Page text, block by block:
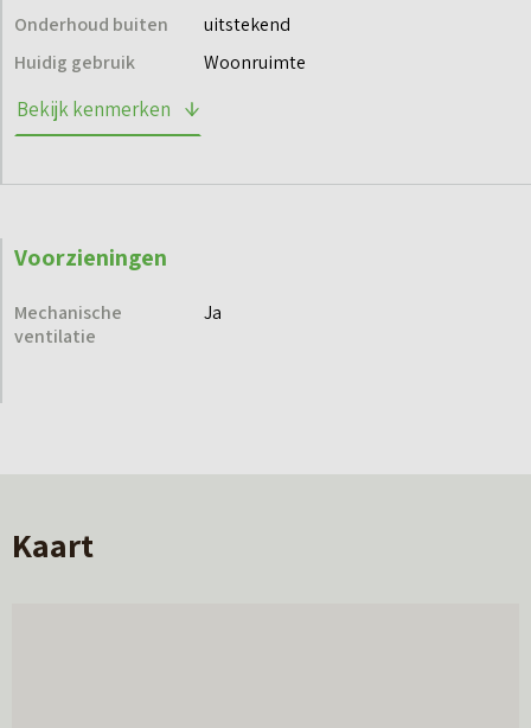
Onderhoud buiten
uitstekend
Huidig gebruik
Woonruimte
Bekijk kenmerken
Voorzieningen
Mechanische
ventilatie
Ja
Kaart